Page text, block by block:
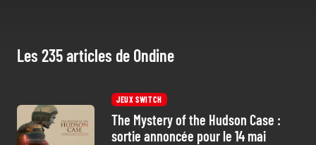
Les 235 articles de Ondine
JEUX SWITCH
The Mystery of the Hudson Case :
sortie annoncée pour le 14 mai